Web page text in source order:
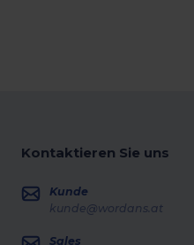
Kontaktieren Sie uns
Kunde
kunde@wordans.at
Sales